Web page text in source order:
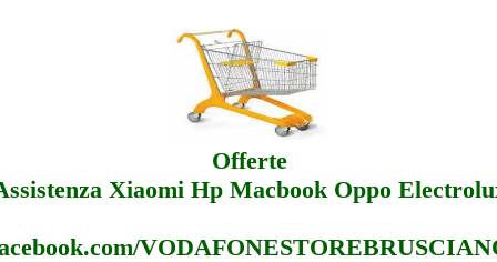
- Assistenza
Offerte
Xiaomi Hp Macbook Oppo